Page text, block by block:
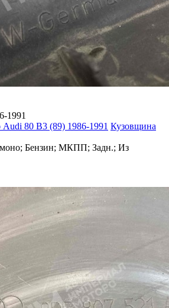
1991
80 B3 (89) 1986-1991 Кузовщина
моно; Бензин; МКПП; Задн.; Из